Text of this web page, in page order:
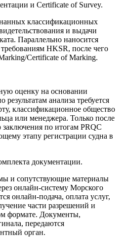
и Certificate of Survey.
классификационных
и выдачи
Параллельно наносится
HKSR, после чего
Certificate of Marking.
оценку на основании
анализа требуется
классификационное общество
или менеджера. Только после
по итогам PRQC
этапу регистрации судна в
документации.
и сопутствующие материалы
онлайн-систему Морского
онлайн-подача, оплата услуг,
части разрешений и
формате. Документы,
передаются
орган.